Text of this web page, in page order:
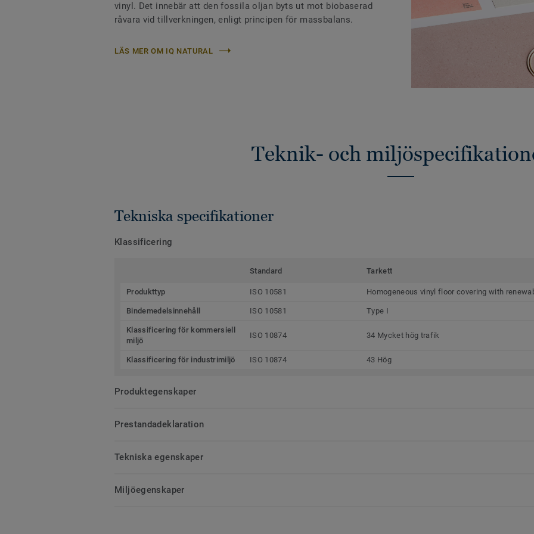
vinyl. Det innebär att den fossila oljan byts ut mot biobaserad
råvara vid tillverkningen, enligt principen för massbalans.
LÄS MER OM IQ NATURAL
Teknik- och
Tekniska specifikationer
Klassificering
Standard Tarkett
Produkttyp ISO 10581 Homogeneous vinyl floor covering with
Bindemedelsinnehåll ISO 10581 Type I
Klassificering för kommersiell
miljö
ISO 10874 34 Mycket hög trafik
Klassificering för industrimiljö ISO 10874 43 Hög
Produktegenskaper
Prestandadeklaration
Tekniska egenskaper
Miljöegenskaper